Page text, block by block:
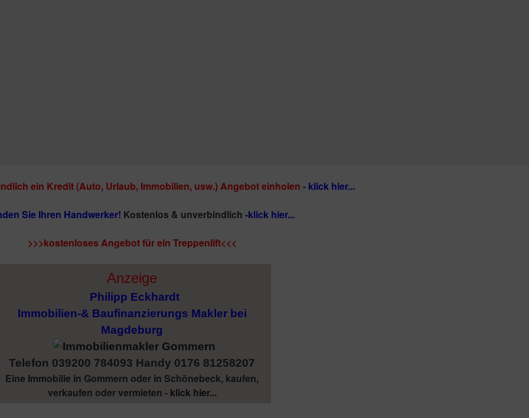
ein Kredit (Auto, Urlaub, Immobilien, usw.) Angebot einholen -klick hier...
Sie Ihren Handwerker! Kostenlos & unverbindlich -klick hier...
>>>kostenloses Angebot für ein Treppenlift<<<
Anzeige
Philipp Eckhardt
Immobilien-& Baufinanzierungs Makler bei
Magdeburg
Telefon 039200 784093 Handy 0176 81258207
Eine Immobilie in Gommern oder in Schönebeck, kaufen,
verkaufen oder vermieten - klick hier...